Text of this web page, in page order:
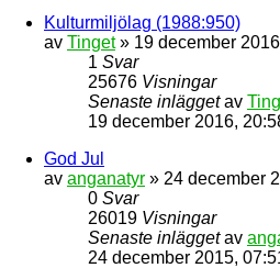
Kulturmiljölag (1988:950)
av Tinget» 19 december
1 Svar
25676 Visningar
Senaste inläggetav
19 december 2016,
God Jul
av anganatyr » 24 december
0 Svar
26019 Visningar
Senaste inläggetav
24 december 2015,